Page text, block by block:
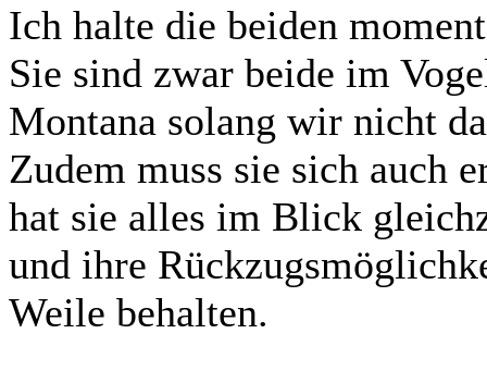
Ich halte die beiden
Sie sind zwar beide im
Montana solang wir nicht
Zudem muss sie sich auch
hat sie alles im Blick
und ihre
Weile behalten.